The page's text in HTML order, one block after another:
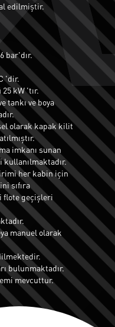
edilmiştir.
bar'dır.
'dir.
kW 'tır.
tankı ve boya
olarak kapak kilit
imkanı sunan
kullanılmaktadır.
her kabin için
sıfıra
flote geçişleri
manuel olarak
bulunmaktadır.
mevcuttur.